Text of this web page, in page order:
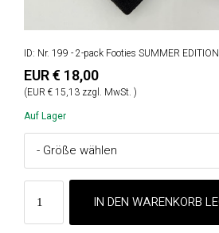
ID: Nr. 199 - 2-pack Footies SUMMER EDITION
EUR € 18,00
(EUR € 15,13 zzgl. MwSt. )
Auf Lager